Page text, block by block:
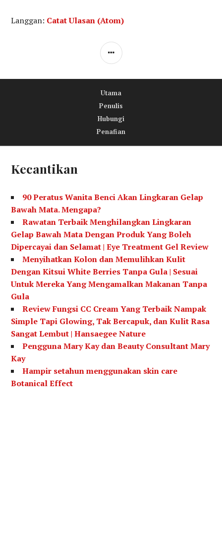
Langgan: Catat Ulasan (Atom)
S
D
B
A
Utama
Penulis
Hubungi
Penafian
Kecantikan
90 Peratus Wanita Benci Akan Lingkaran Gelap
Bawah Mata. Mengapa?
Rawatan Terbaik Menghilangkan Lingkaran
Gelap Bawah Mata Dengan Produk Yang Boleh
Dipercayai dan Selamat | Eye Treatment Gel Review
Menyihatkan Kolon dan Memulihkan Kulit
Dengan Kitsui White Berries Tanpa Gula | Sesuai
Untuk Mereka Yang Mengamalkan Makanan Tanpa
Gula
Review Fungsi CC Cream Yang Terbaik Nampak
Simple Tapi Glowing, Tak Bercapuk, dan Kulit Rasa
Sangat Lembut | Hansaegee Nature
Pengguna Mary Kay dan Beauty Consultant Mary
Kay
Hampir setahun menggunakan skin care
Botanical Effect